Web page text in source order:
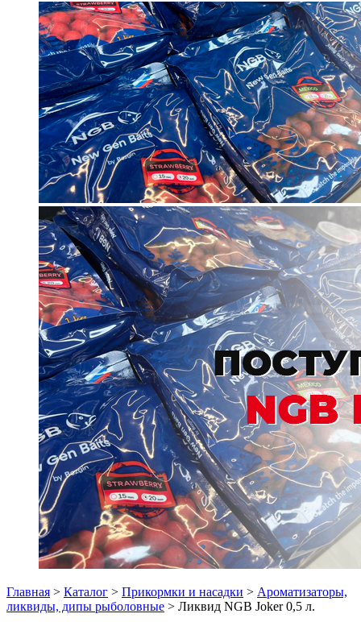
Главная > Каталог > Прикормки и насадки > Ароматизаторы,
ликвиды, дипы рыболовные > Ликвид NGB Joker 0,5 л.